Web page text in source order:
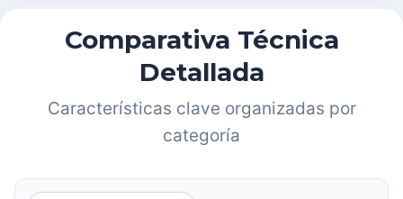
Comparativa Técnica
Detallada
Características clave organizadas por
categoría